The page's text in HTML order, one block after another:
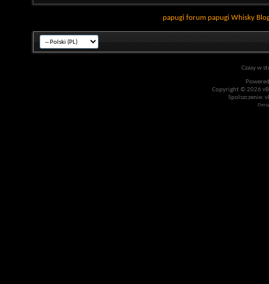
papugi forum papugi Whisky
Czasy w
Copyright © 2026
Spolszczenie: